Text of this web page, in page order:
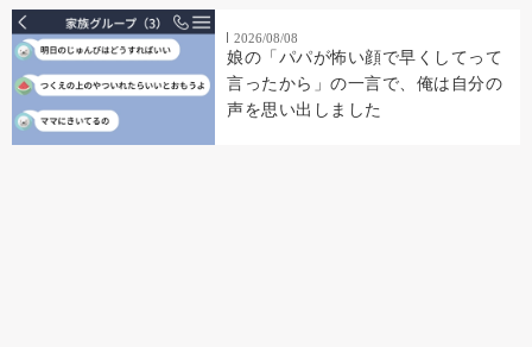
2026/08/08
娘の「パパが怖い顔で早くしてって
言ったから」の一言で、俺は自分の
声を思い出しました